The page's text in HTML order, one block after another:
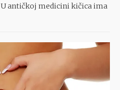
U antičkoj medicini kičica ima